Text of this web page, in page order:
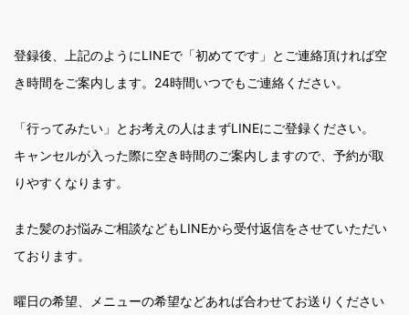
登録後、上記のようにLINEで「初めてです」とご連絡頂ければ空
き時間をご案内します。24時間いつでもご連絡ください。
「行ってみたい」とお考えの人はまずLINEにご登録ください。
キャンセルが入った際に空き時間のご案内しますので、予約が取
りやすくなります。
また髪のお悩みご相談などもLINEから受付返信をさせていただい
ております。
曜日の希望、メニューの希望などあれば合わせてお送りください